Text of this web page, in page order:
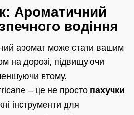
Ароматичний
водіння
аромат може стати вашим
на дорозі, підвищуючи
втому.
– це не просто пахучки
інструменти для